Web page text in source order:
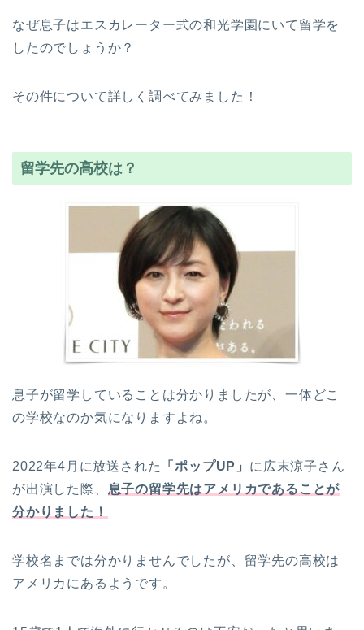
なぜ息子はエスカレーター式の和光学園にいて留学を
したのでしょうか？
その件について詳しく調べてみました！
留学先の高校は？
息子が留学していることは分かりましたが、一体どこ
の学校なのか気になりますよね。
2022年4月に放送された 「ポップUP」 に広末涼子さん
が出演した際、 息子の留学先はアメリカであることが
分かりました！
学校名までは分かりませんでしたが、留学先の高校は
アメリカにあるようです。